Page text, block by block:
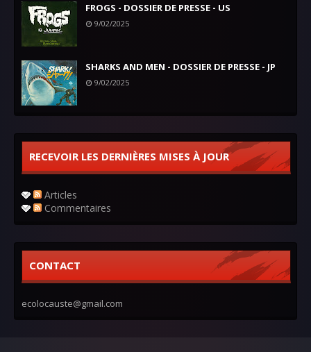
FROGS - DOSSIER DE PRESSE - US
9/02/2025
SHARKS AND MEN - DOSSIER DE PRESSE - JP
9/02/2025
RECEVOIR LES DERNIÈRES MISES À JOUR
Articles
Commentaires
CONTACT
ecolocauste@gmail.com